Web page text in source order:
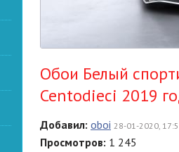
Обои Белый
Centodieci 2019
Добавил: oboi 28-01-2020,
Просмотров: 1 245